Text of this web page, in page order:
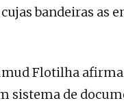
bandeiras as
Flotilha
sistema de